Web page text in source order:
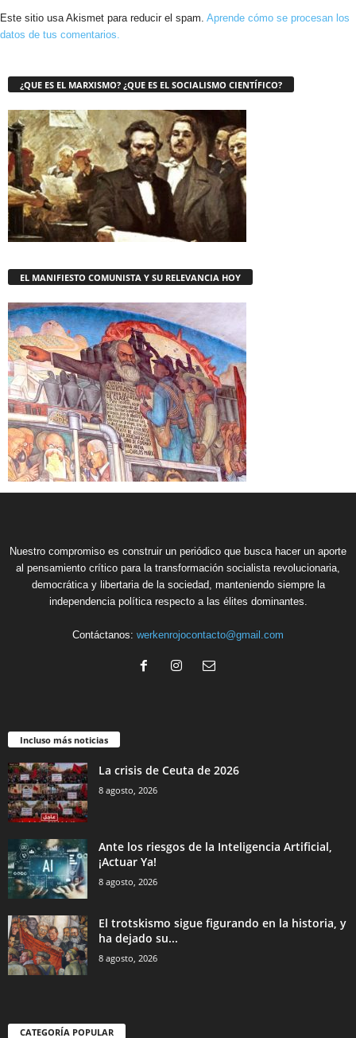
Este sitio usa Akismet para reducir el spam. Aprende cómo se procesan los
datos de tus comentarios.
¿QUE ES EL MARXISMO? ¿QUE ES EL SOCIALISMO CIENTÍFICO?
EL MANIFIESTO COMUNISTA Y SU RELEVANCIA HOY
Nuestro compromiso es construir un periódico que busca hacer un aporte
al pensamiento crítico para la transformación socialista revolucionaria,
democrática y libertaria de la sociedad, manteniendo siempre la
independencia política respecto a las élites dominantes.
Contáctanos: werkenrojocontacto@gmail.com
Incluso más noticias
La crisis de Ceuta de 2026
8 agosto, 2026
Ante los riesgos de la Inteligencia Artificial,
¡Actuar Ya!
8 agosto, 2026
El trotskismo sigue figurando en la historia, y
ha dejado su...
8 agosto, 2026
CATEGORÍA POPULAR